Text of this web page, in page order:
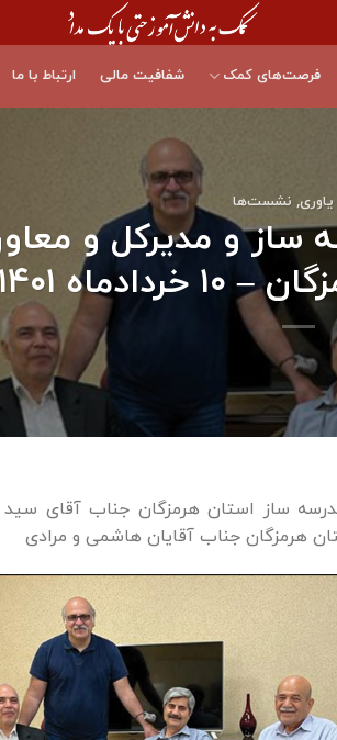
فرصت‌های کمک شفافیت مالی ارتباط با ما
یاوری, نشست‌ها
ساز و مدیرکل و
۱۴۰۱
ساز استان هرمزگان جناب آقای سید
هرمزگان جناب آقایان هاشمی و مرادی